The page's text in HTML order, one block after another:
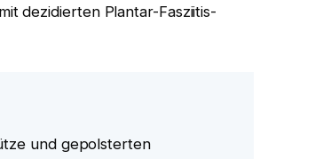
dezidierten Plantar-Fasziitis-
und gepolsterten